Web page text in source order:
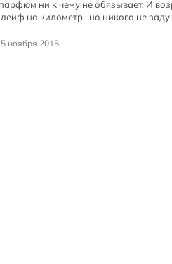
ни к чему не обязывает. И
на километр , но никого не
ноября 2015